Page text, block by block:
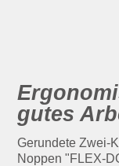
gutes
Gerundete Zwei-
Noppen "FLEX-